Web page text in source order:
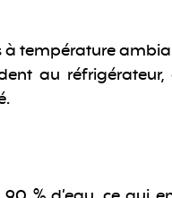
à température
au